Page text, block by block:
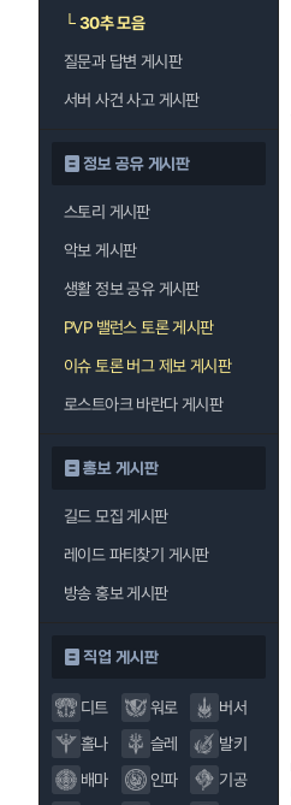
└30추 모음
질문과 답변 게시판
서버 사건 사고 게시판
정보 공유 게시판
스토리 게시판
악보 게시판
생활 정보 공유 게시판
PVP 밸런스 토론 게시판
이슈 토론 버그 제보 게시판
로스트아크 바란다 게시판
홍보 게시판
길드 모집 게시판
레이드 파티찾기 게시판
방송 홍보 게시판
직업 게시판
디트 워로
버서
홀나
슬레
발키
배마
인파
기공